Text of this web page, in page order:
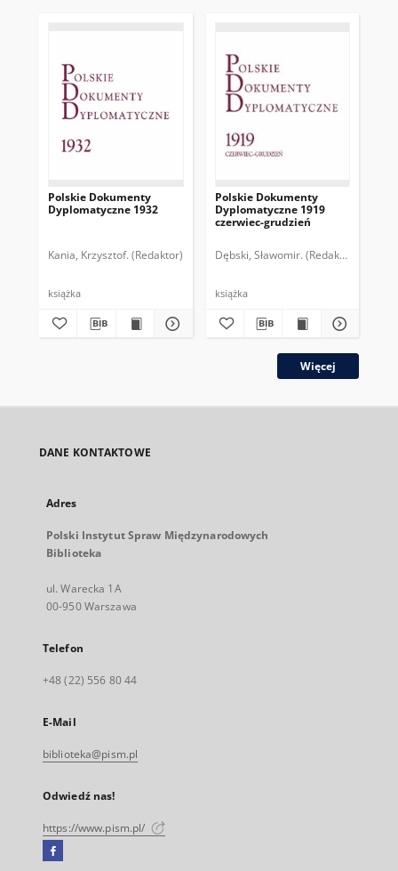
Polskie Dokumenty
Dyplomatyczne 1932
Kania, Krzysztof. (Redaktor)
książka
Polskie Dokumenty
Dyplomatyczne 1919
czerwiec-grudzień
Dębski, Sławomir. (Redaktor)
książka
Więcej
DANE KONTAKTOWE
Adres
Polski Instytut Spraw Międzynarodowych
Biblioteka
ul. Warecka 1A
00-950 Warszawa
Telefon
+48 (22) 556 80 44
E-Mail
biblioteka@pism.pl
Odwiedź nas!
https://www.pism.pl/
Facebook